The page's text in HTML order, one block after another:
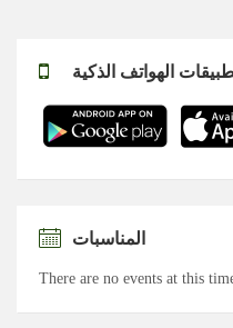
الهواتف الذكية
المناسبات
There are no events at this